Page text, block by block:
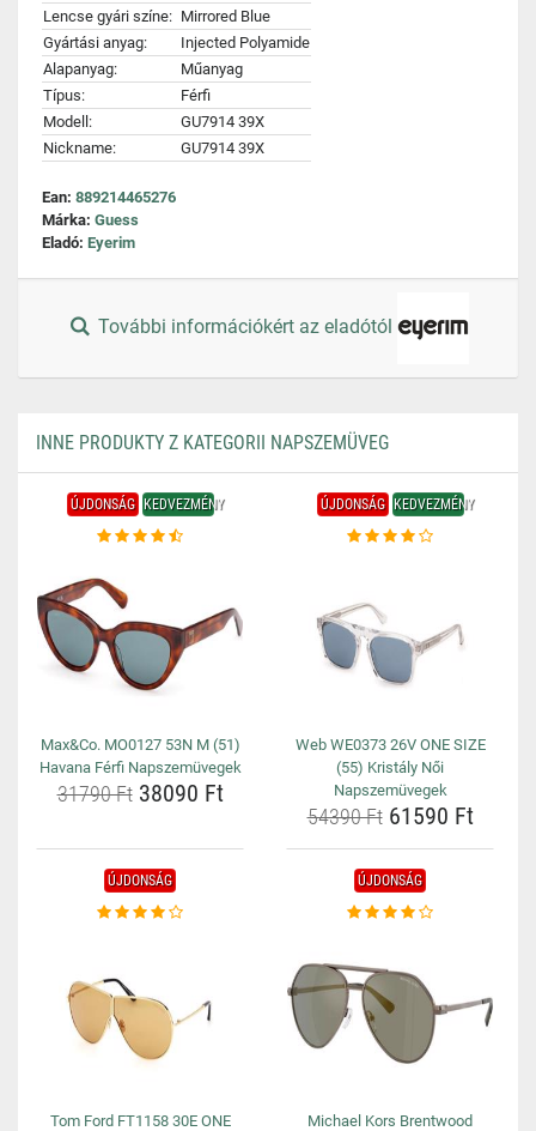
Lencse gyári színe: Mirrored Blue
Gyártási anyag:
Injected Polyamide
Alapanyag:
Műanyag
Típus:
Férfi
Modell:
GU7914 39X
Nickname:
GU7914 39X
Ean: 889214465276
Márka: Guess
Eladó: Eyerim
További információkért az eladótól
INNE PRODUKTY Z KATEGORII NAPSZEMÜVEG
ÚJDONSÁG KEDVEZMÉNY
Max&Co. MO0127 53N M (51)
Havana Férfi Napszemüvegek
31790 Ft38090 Ft
ÚJDONSÁG KEDVEZMÉNY
Web WE0373 26V ONE SIZE
(55) Kristály Női
Napszemüvegek
54390 Ft61590 Ft
ÚJDONSÁG
Tom Ford FT1158 30E ONE
ÚJDONSÁG
Michael Kors Brentwood